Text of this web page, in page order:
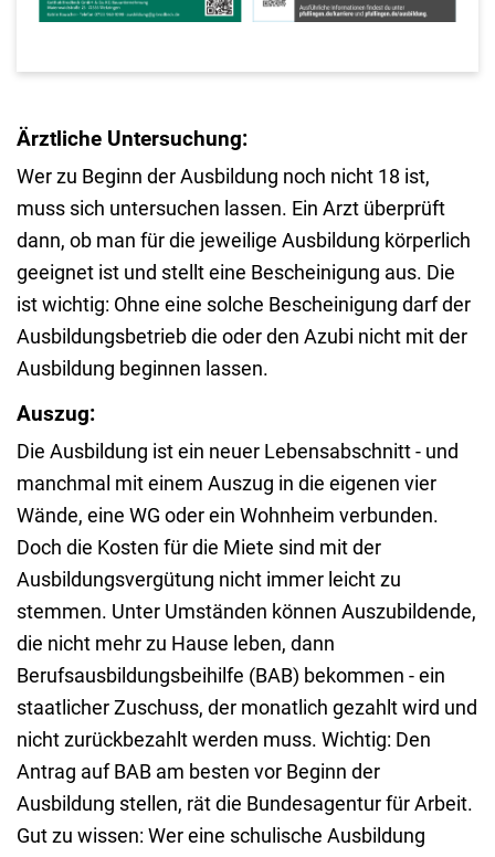
Ärztliche Untersuchung:
Wer zu Beginn der Ausbildung noch nicht 18 ist,
muss sich untersuchen lassen. Ein Arzt überprüft
dann, ob man für die jeweilige Ausbildung körperlich
geeignet ist und stellt eine Bescheinigung aus. Die
ist wichtig: Ohne eine solche Bescheinigung darf der
Ausbildungsbetrieb die oder den Azubi nicht mit der
Ausbildung beginnen lassen.
Auszug:
Die Ausbildung ist ein neuer Lebensabschnitt - und
manchmal mit einem Auszug in die eigenen vier
Wände, eine WG oder ein Wohnheim verbunden.
Doch die Kosten für die Miete sind mit der
Ausbildungsvergütung nicht immer leicht zu
stemmen. Unter Umständen können Auszubildende,
die nicht mehr zu Hause leben, dann
Berufsausbildungsbeihilfe (BAB) bekommen - ein
staatlicher Zuschuss, der monatlich gezahlt wird und
nicht zurückbezahlt werden muss. Wichtig: Den
Antrag auf BAB am besten vor Beginn der
Ausbildung stellen, rät die Bundesagentur für Arbeit.
Gut zu wissen: Wer eine schulische Ausbildung